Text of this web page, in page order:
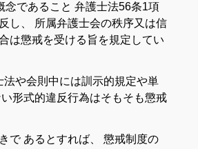
念である こと 弁護士法56条1項
し 所属弁護士会の秩序又は信
は懲戒を受ける 旨 を規定 してい
法や会則 中には訓示的規定や単
形式的違反行為はそもそも懲戒
で ある とすれば 懲戒制度の